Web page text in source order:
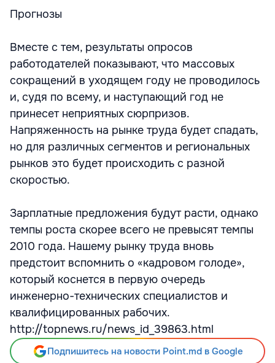
Прогнозы
Вместе с тем, результаты опросов
работодателей показывают, что массовых
сокращений в уходящем году не проводилось
и, судя по всему, и наступающий год не
принесет неприятных сюрпризов.
Напряженность на рынке труда будет спадать,
но для различных сегментов и региональных
рынков это будет происходить с разной
скоростью.
Зарплатные предложения будут расти, однако
темпы роста скорее всего не превысят темпы
2010 года. Нашему рынку труда вновь
предстоит вспомнить о «кадровом голоде»,
который коснется в первую очередь
инженерно-технических специалистов и
квалифицированных рабочих.
http://topnews.ru/news_id_39863.html
Подпишитесь на новости Point.md в Google